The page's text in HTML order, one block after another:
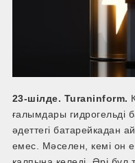
23-шілде. Turaninform.
ғалымдары гидрогельді
әдеттегі
емес. Мәселен, кемі он